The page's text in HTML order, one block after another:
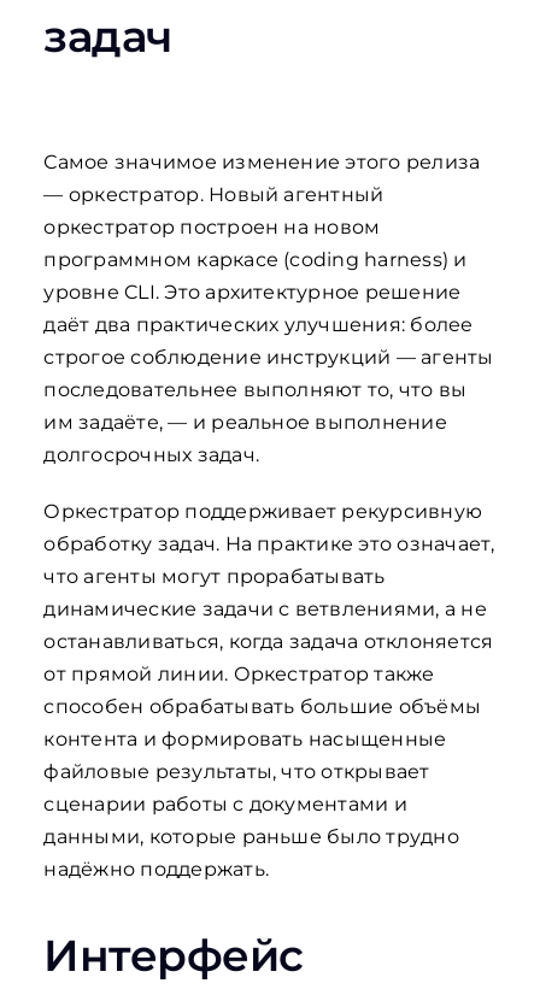
задач
Самое значимое изменение этого релиза
— оркестратор. Новый агентный
оркестратор построен на новом
программном каркасе (coding harness) и
уровне CLI. Это архитектурное решение
даёт два практических улучшения: более
строгое соблюдение инструкций — агенты
последовательнее выполняют то, что вы
им задаёте, — и реальное выполнение
долгосрочных задач.
Оркестратор поддерживает рекурсивную
обработку задач. На практике это означает,
что агенты могут прорабатывать
динамические задачи с ветвлениями, а не
останавливаться, когда задача отклоняется
от прямой линии. Оркестратор также
способен обрабатывать большие объёмы
контента и формировать насыщенные
файловые результаты, что открывает
сценарии работы с документами и
данными, которые раньше было трудно
надёжно поддержать.
Интерфейс